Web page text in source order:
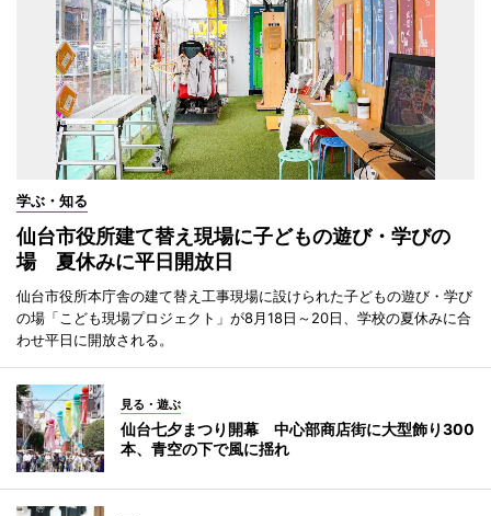
学ぶ・知る
仙台市役所建て替え現場に子どもの遊び・学びの
場 夏休みに平日開放日
仙台市役所本庁舎の建て替え工事現場に設けられた子どもの遊び・学び
の場「こども現場プロジェクト」が8月18日～20日、学校の夏休みに合
わせ平日に開放される。
見る・遊ぶ
仙台七夕まつり開幕 中心部商店街に大型飾り300
本、青空の下で風に揺れ